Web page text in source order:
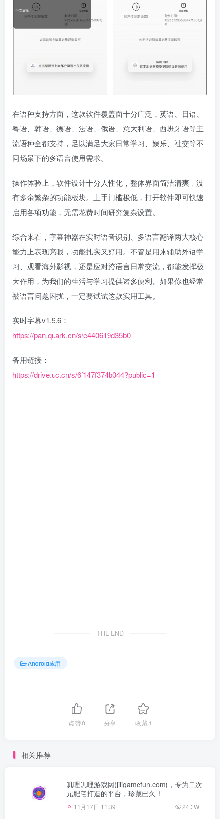
在语种支持方面，这款软件覆盖面十分广泛，英语、日语、
粤语、韩语、德语、法语、俄语、意大利语、西班牙语等主
流语种全都支持，足以满足大家日常学习、娱乐、社交等不
同场景下的多语言使用需求。
操作体验上，软件设计十分人性化，整体界面简洁清爽，没
有多余繁杂的功能板块。上手门槛极低，打开软件即可快速
启用各项功能，无需花费时间研究复杂设置。
综合来看，字幕神器在实时语音识别、多语言翻译两大核心
能力上表现亮眼，功能扎实又好用。不管是用来辅助外语学
习、观看海外影视，还是应对跨语言日常交流，都能发挥极
大作用，为我们的生活与学习提供诸多便利。如果你也经常
被语言问题困扰，一定要试试这款实用工具。
实时字幕v1.9.6：
https://pan.quark.cn/s/e440619d35b0
备用链接：
https://drive.uc.cn/s/6f147f374b044?public=1
THE END
Android应用
点赞0 分享 收藏1
相关推荐
叽哩叽哩游戏网(jiligamefun.com)，专为二次
元肥宅打造的平台，珍藏已久！
11月17日 11:39 24.3W+